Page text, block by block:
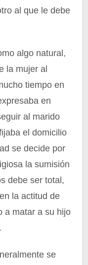
al que le debe
algo natural,
la mujer al
tiempo en
en
al marido
el domicilio
se decide por
la sumisión
debe ser total,
la actitud de
a matar a su hijo
se